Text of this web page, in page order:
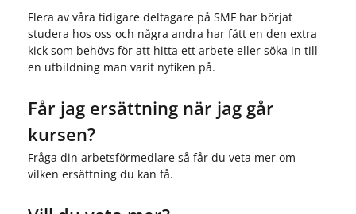
Flera av våra tidigare deltagare på SMF har börjat
studera hos oss och några andra har fått en den extra
kick som behövs för att hitta ett arbete eller söka in till
en utbildning man varit nyfiken på.
Får jag ersättning när jag går
kursen?
Fråga din arbetsförmedlare så får du veta mer om
vilken ersättning du kan få.